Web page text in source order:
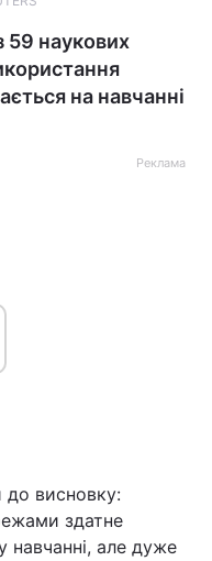
59 наукових
на навчанні
Реклама
до висновку:
здатне
навчанні, але дуже